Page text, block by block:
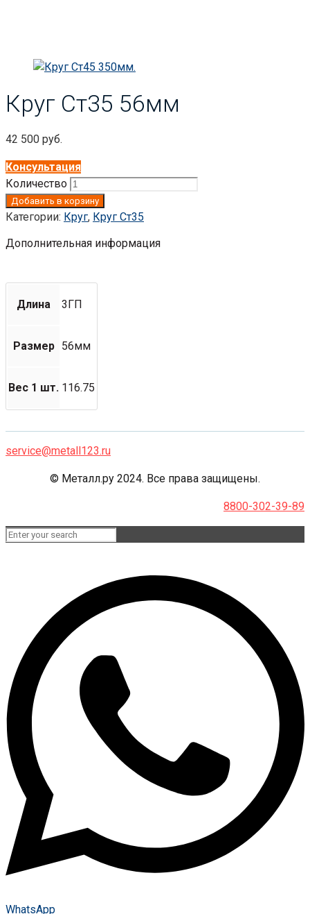
Круг Ст35 56мм
42 500 руб.
Консультация
Количество
Добавить в корзину
Категории: Круг, Круг Ст35
Дополнительная информация
Длина 3ГП
Размер 56мм
Вес 1 шт. 116.75
service@metall123.ru
© Металл.ру 2024. Все права защищены.
8800-302-39-89
WhatsApp